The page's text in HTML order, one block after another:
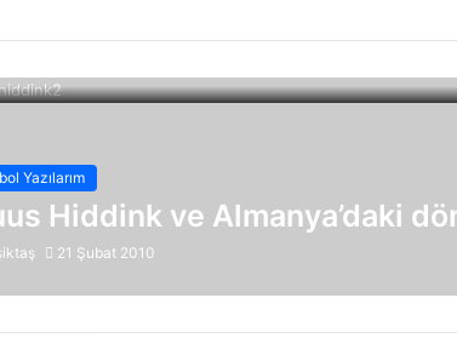
Yazılarım
Hiddink ve Almanya’daki
21 Şubat 2010